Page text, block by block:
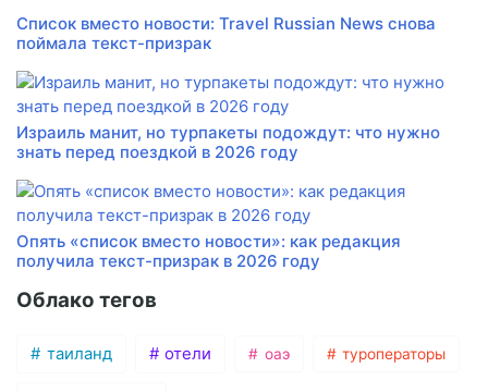
Список вместо новости: Travel Russian News снова
поймала текст-призрак
Израиль манит, но турпакеты подождут: что нужно
знать перед поездкой в 2026 году
Опять «список вместо новости»: как редакция
получила текст-призрак в 2026 году
Облако тегов
таиланд отели оаэ туроператоры